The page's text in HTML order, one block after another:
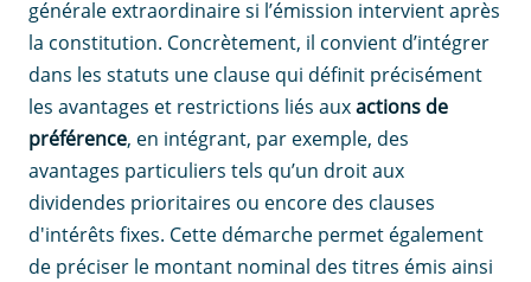
générale extraordinaire si l’émission intervient après
la constitution. Concrètement, il convient d’intégrer
dans les statuts une clause qui définit précisément
les avantages et restrictions liés auxactions de
préférence, en intégrant, par exemple, des
avantages particuliers tels qu’un droit aux
dividendes prioritaires ou encore des clauses
d'intérêts fixes. Cette démarche permet également
de préciser le montant nominal des titres émis ainsi